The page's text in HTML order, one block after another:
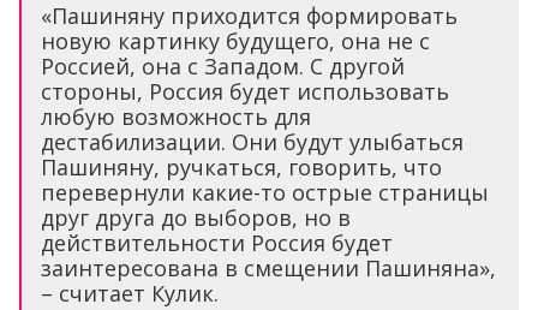
«Пашиняну приходится формировать
новую картинку будущего, она не с
Россией, она с Западом. С другой
стороны, Россия будет использовать
любую возможность для
дестабилизации. Они будут улыбаться
Пашиняну, ручкаться, говорить, что
перевернули какие-то острые страницы
друг друга до выборов, но в
действительности Россия будет
заинтересована в смещении Пашиняна»,
– считает Кулик.